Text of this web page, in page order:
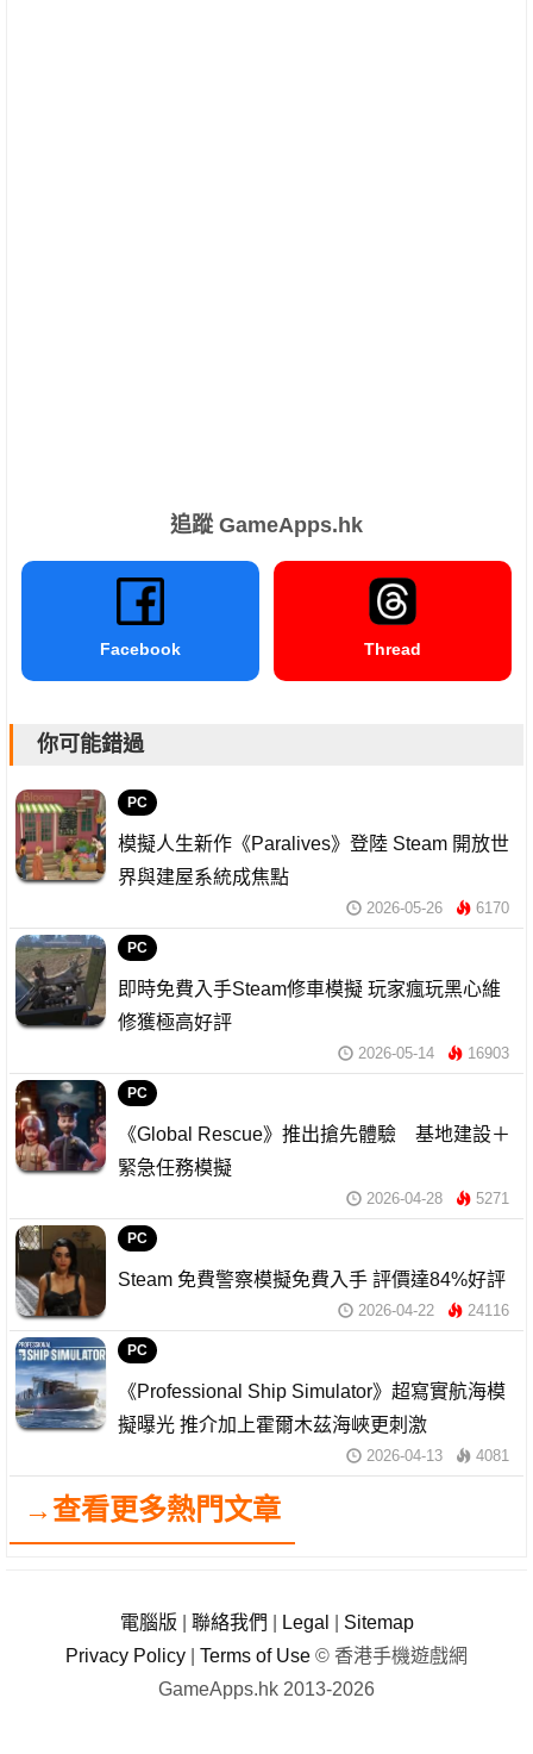
追蹤 GameApps.hk
Facebook Thread
你可能錯過
PC
模擬人生新作《Paralives》登陸 Steam 開放世
界與建屋系統成焦點
2026-05-26 6170
PC
即時免費入手Steam修車模擬 玩家瘋玩黑心維
修獲極高好評
2026-05-14 16903
PC
《Global Rescue》推出搶先體驗 基地建設＋
緊急任務模擬
2026-04-28 5271
PC
Steam 免費警察模擬免費入手 評價達84%好評
2026-04-22 24116
PC
《Professional Ship Simulator》超寫實航海模
擬曝光 推介加上霍爾木茲海峽更刺激
2026-04-13 4081
→查看更多熱門文章
電腦版 聯絡我們 Legal
Sitemap
Privacy Policy
Terms of Use © 香港手機遊戲網
GameApps.hk 2013-2026